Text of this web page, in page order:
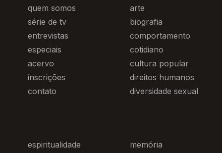
quem somos
série de tv
entrevistas
especiais
acervo
inscrições
contato
arte
biografia
comportamento
cotidiano
cultura popular
direitos humanos
diversidade sexual
espiritualidade
memória